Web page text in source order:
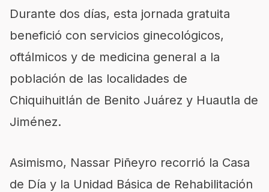
Durante dos días, esta jornada gratuita
benefició con servicios ginecológicos,
oftálmicos y de medicina general a la
población de las localidades de
Chiquihuitlán de Benito Juárez y Huautla de
Jiménez.
Asimismo, Nassar Piñeyro recorrió la Casa
de Día y la Unidad Básica de Rehabilitación